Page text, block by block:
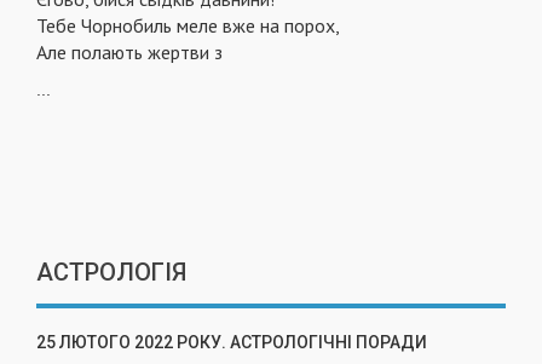
Тебе Чорнобиль меле вже на порох,
Але полають жертви з
...
АСТРОЛОГІЯ
25 ЛЮТОГО 2022 РОКУ. АСТРОЛОГІЧНІ ПОРАДИ